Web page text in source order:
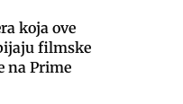
koja ove
filmske
na Prime